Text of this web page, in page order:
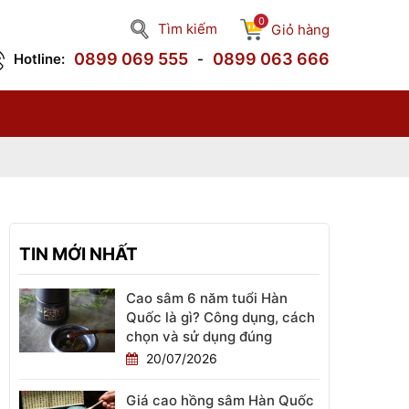
Giỏ hàng
0
Tìm kiếm
Hotline: 0899 069 555 - 0899 063 666
TIN MỚI NHẤT
Cao sâm 6 năm tuổi Hàn
Quốc là gì? Công dụng, cách
chọn và sử dụng đúng
20/07/2026
Giá cao hồng sâm Hàn Quốc